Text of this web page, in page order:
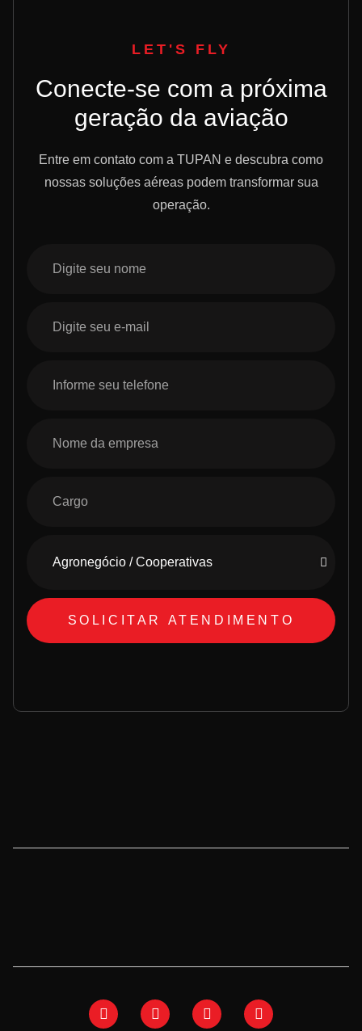
LET'S FLY
Conecte-se com a próxima
geração da aviação
Entre em contato com a TUPAN e descubra como
nossas soluções aéreas podem transformar sua
operação.
SOLICITAR ATENDIMENTO